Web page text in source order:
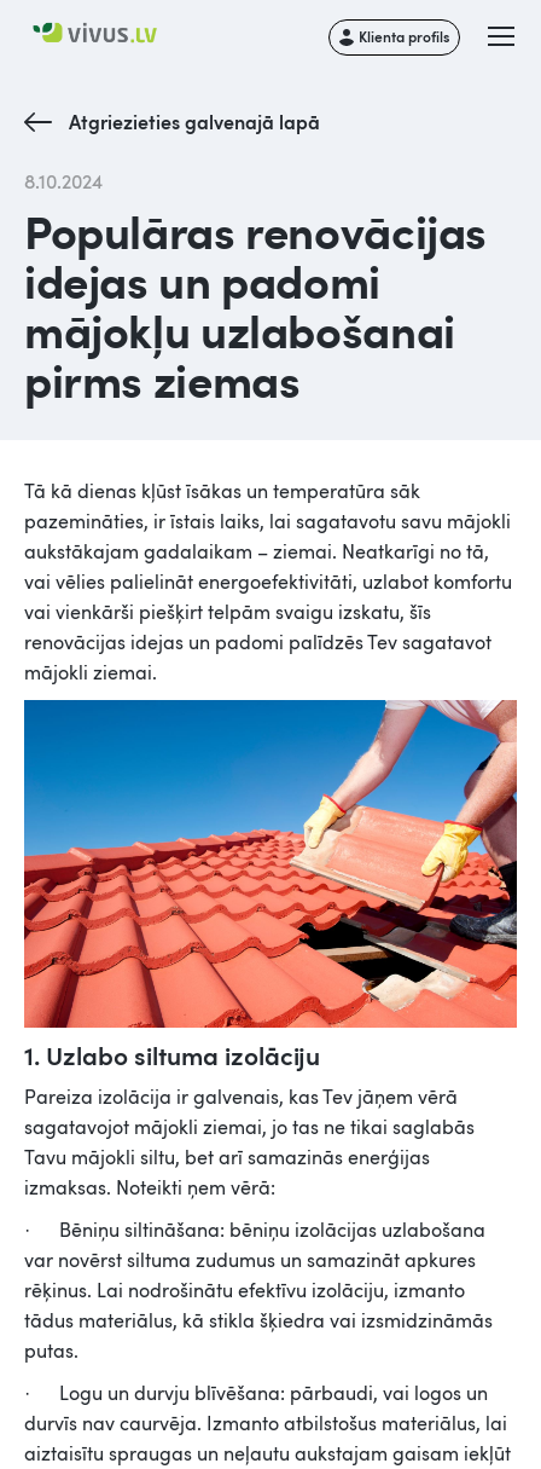
Klienta profils
Atgriezieties galvenajā lapā
8.10.2024
Populāras renovācijas
idejas un padomi
mājokļu uzlabošanai
pirms ziemas
Tā kā dienas kļūst īsākas un temperatūra sāk
pazemināties, ir īstais laiks, lai sagatavotu savu mājokli
aukstākajam gadalaikam – ziemai. Neatkarīgi no tā,
vai vēlies palielināt energoefektivitāti, uzlabot komfortu
vai vienkārši piešķirt telpām svaigu izskatu, šīs
renovācijas idejas un padomi palīdzēs Tev sagatavot
mājokli ziemai.
1. Uzlabo siltuma izolāciju
Pareiza izolācija ir galvenais, kas Tev jāņem vērā
sagatavojot mājokli ziemai, jo tas ne tikai saglabās
Tavu mājokli siltu, bet arī samazinās enerģijas
izmaksas. Noteikti ņem vērā:
· Bēniņu siltināšana: bēniņu izolācijas uzlabošana
var novērst siltuma zudumus un samazināt apkures
rēķinus. Lai nodrošinātu efektīvu izolāciju, izmanto
tādus materiālus, kā stikla šķiedra vai izsmidzināmās
putas.
· Logu un durvju blīvēšana: pārbaudi, vai logos un
durvīs nav caurvēja. Izmanto atbilstošus materiālus, lai
aiztaisītu spraugas un neļautu aukstajam gaisam iekļūt